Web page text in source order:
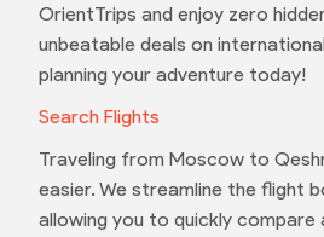
OrientTrips and enjoy zero
unbeatable deals on
planning your adventure today!
Search Flights
Traveling from Moscow to
easier. We streamline the flight
allowing you to quickly compare